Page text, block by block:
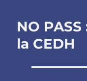
NO
la CEDH